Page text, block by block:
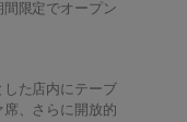
限定でオープン
た店内にテーブ
、さらに開放的